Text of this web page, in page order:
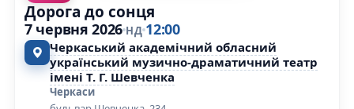
Дорога до сонця
7 червня 2026 НД 12:00
Черкаський академічний обласний
український музично-драматичний театр
імені Т. Г. Шевченка
Черкаси